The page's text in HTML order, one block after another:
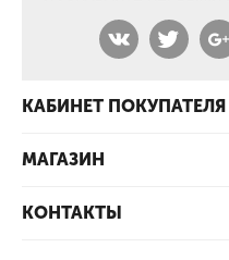
КАБИНЕТ ПОКУПАТЕЛЯ
МАГАЗИН
КОНТАКТЫ